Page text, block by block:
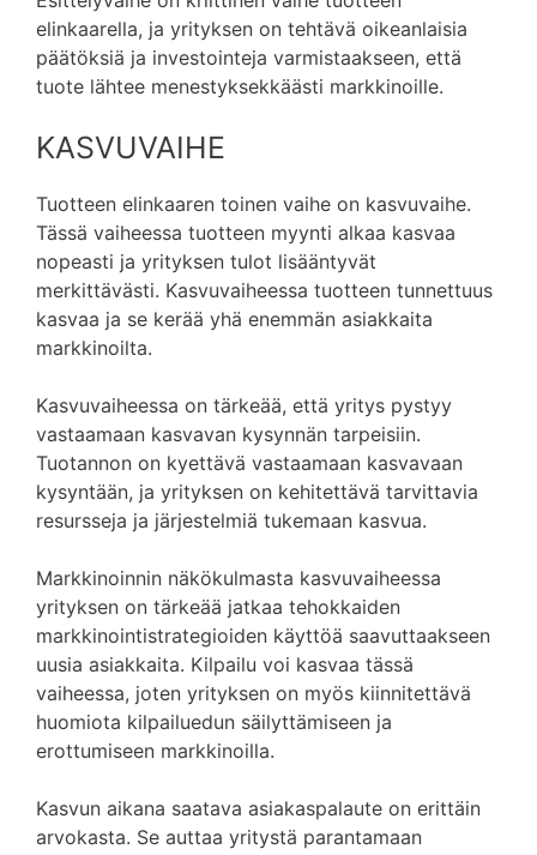
elinkaarella, ja yrityksen on tehtävä oikeanlaisia
päätöksiä ja investointeja varmistaakseen, että
tuote lähtee menestyksekkäästi markkinoille.
KASVUVAIHE
Tuotteen elinkaaren toinen vaihe on kasvuvaihe.
Tässä vaiheessa tuotteen myynti alkaa kasvaa
nopeasti ja yrityksen tulot lisääntyvät
merkittävästi. Kasvuvaiheessa tuotteen tunnettuus
kasvaa ja se kerää yhä enemmän asiakkaita
markkinoilta.
Kasvuvaiheessa on tärkeää, että yritys pystyy
vastaamaan kasvavan kysynnän tarpeisiin.
Tuotannon on kyettävä vastaamaan kasvavaan
kysyntään, ja yrityksen on kehitettävä tarvittavia
resursseja ja järjestelmiä tukemaan kasvua.
Markkinoinnin näkökulmasta kasvuvaiheessa
yrityksen on tärkeää jatkaa tehokkaiden
markkinointistrategioiden käyttöä saavuttaakseen
uusia asiakkaita. Kilpailu voi kasvaa tässä
vaiheessa, joten yrityksen on myös kiinnitettävä
huomiota kilpailuedun säilyttämiseen ja
erottumiseen markkinoilla.
Kasvun aikana saatava asiakaspalaute on erittäin
arvokasta. Se auttaa yritystä parantamaan